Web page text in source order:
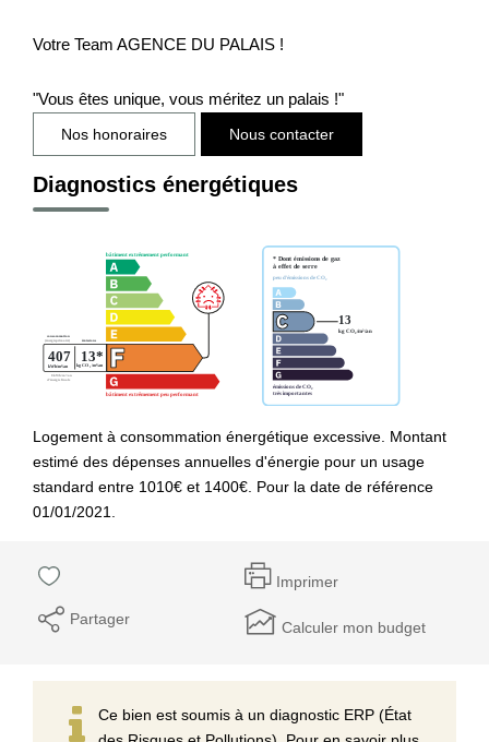
Votre Team AGENCE DU PALAIS !
"Vous êtes unique, vous méritez un palais !"
Nos honoraires Nous contacter
Diagnostics énergétiques
Logement à consommation énergétique excessive. Montant
estimé des dépenses annuelles d'énergie pour un usage
standard entre 1010€ et 1400€. Pour la date de référence
01/01/2021.
Imprimer
Partager Calculer mon budget
Ce bien est soumis à un diagnostic ERP (État